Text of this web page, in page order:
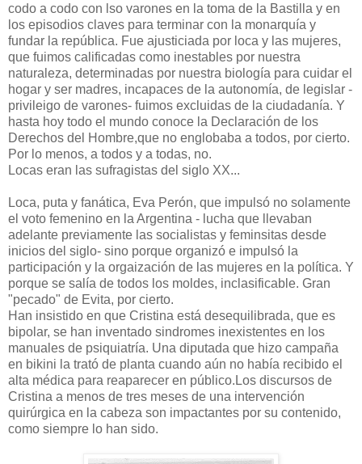
codo a codo con lso varones en la toma de la Bastilla y en
los episodios claves para terminar con la monarquía y
fundar la república. Fue ajusticiada por loca y las mujeres,
que fuimos calificadas como inestables por nuestra
naturaleza, determinadas por nuestra biología para cuidar el
hogar y ser madres, incapaces de la autonomía, de legislar -
privileigo de varones- fuimos excluidas de la ciudadanía. Y
hasta hoy todo el mundo conoce la Declaración de los
Derechos del Hombre,que no englobaba a todos, por cierto.
Por lo menos, a todos y a todas, no.
Locas eran las sufragistas del siglo XX...
Loca, puta y fanática, Eva Perón, que impulsó no solamente
el voto femenino en la Argentina - lucha que llevaban
adelante previamente las socialistas y feminsitas desde
inicios del siglo- sino porque organizó e impulsó la
participación y la orgaización de las mujeres en la política. Y
porque se salía de todos los moldes, inclasificable. Gran
"pecado" de Evita, por cierto.
Han insistido en que Cristina está desequilibrada, que es
bipolar, se han inventado sindromes inexistentes en los
manuales de psiquiatría. Una diputada que hizo campaña
en bikini la trató de planta cuando aún no había recibido el
alta médica para reaparecer en público.Los discursos de
Cristina a menos de tres meses de una intervención
quirúrgica en la cabeza son impactantes por su contenido,
como siempre lo han sido.